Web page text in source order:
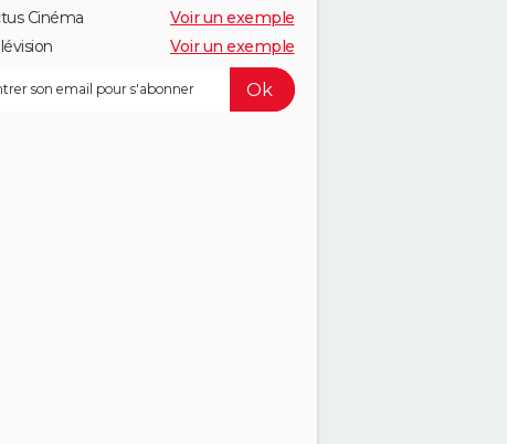
Cinéma
Voir un exemple
Voir un exemple